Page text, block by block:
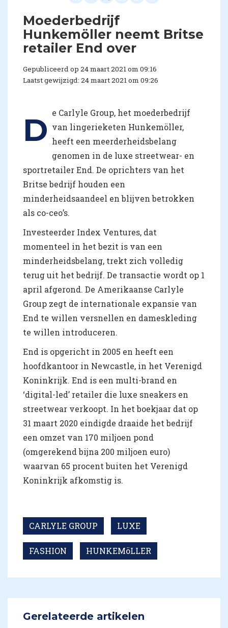
Moederbedrijf
Hunkemöller neemt Britse
retailer End over
Gepubliceerd op 24 maart 2021 om 09:16
Laatst gewijzigd: 24 maart 2021 om 09:26
D e Carlyle Group, het moederbedrijf
van lingerieketen Hunkemöller,
heeft een meerderheidsbelang
genomen in de luxe streetwear- en
sportretailer End. De oprichters van het
Britse bedrijf houden een
minderheidsaandeel en blijven betrokken
als co-ceo’s.
Investeerder Index Ventures, dat
momenteel in het bezit is van een
minderheidsbelang, trekt zich volledig
terug uit het bedrijf. De transactie wordt op 1
april afgerond. De Amerikaanse Carlyle
Group zegt de internationale expansie van
End te willen versnellen en dameskleding
te willen introduceren.
End is opgericht in 2005 en heeft een
hoofdkantoor in Newcastle, in het Verenigd
Koninkrijk. End is een multi-brand en
‘digital-led’ retailer die luxe sneakers en
streetwear verkoopt. In het boekjaar dat op
31 maart 2020 eindigde draaide het bedrijf
een omzet van 170 miljoen pond
(omgerekend bijna 200 miljoen euro)
waarvan 65 procent buiten het Verenigd
Koninkrijk afkomstig is.
CARLYLE GROUP LUXE
FASHION HUNKEMöLLER
Gerelateerde artikelen